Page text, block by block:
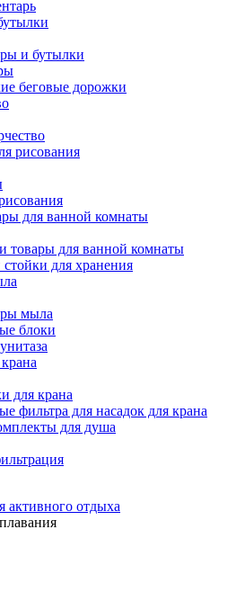
и бутылки
беговые дорожки
рисования
для ванной комнаты
товары для ванной комнаты
для хранения
мыла
блоки
для крана
фильтра для насадок для крана
для душа
активного отдыха